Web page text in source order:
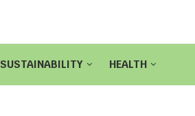
SUSTAINABILITY HEALTH